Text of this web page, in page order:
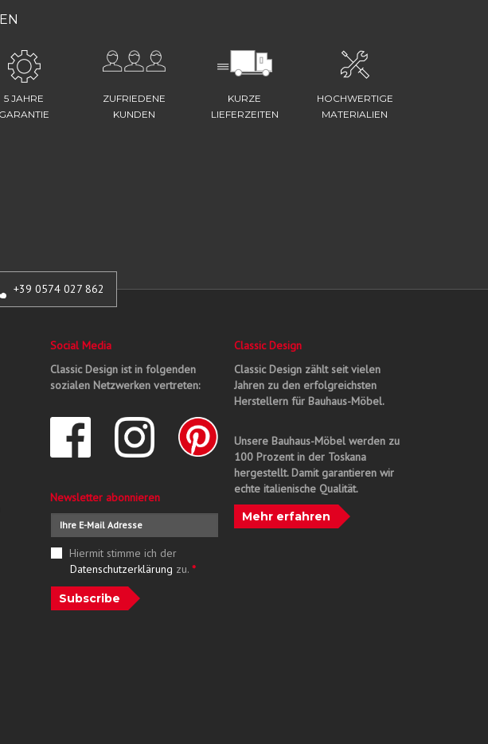
5 JAHRE
GARANTIE
ZUFRIEDENE
KUNDEN
KURZE
LIEFERZEITEN
HOCHWERTIGE
MATERIALIEN
+39 0574 027 862
Social Media
Classic Design ist in folgenden
sozialen Netzwerken vertreten:
Newsletter abonnieren
Hiermit stimme ich der
Datenschutzerklärung zu. *
Subscribe
Classic Design
Classic Design zählt seit vielen
Jahren zu den erfolgreichsten
Herstellern für Bauhaus-Möbel.
Unsere Bauhaus-Möbel werden zu
100 Prozent in der Toskana
hergestellt. Damit garantieren wir
echte italienische Qualität.
Mehr erfahren